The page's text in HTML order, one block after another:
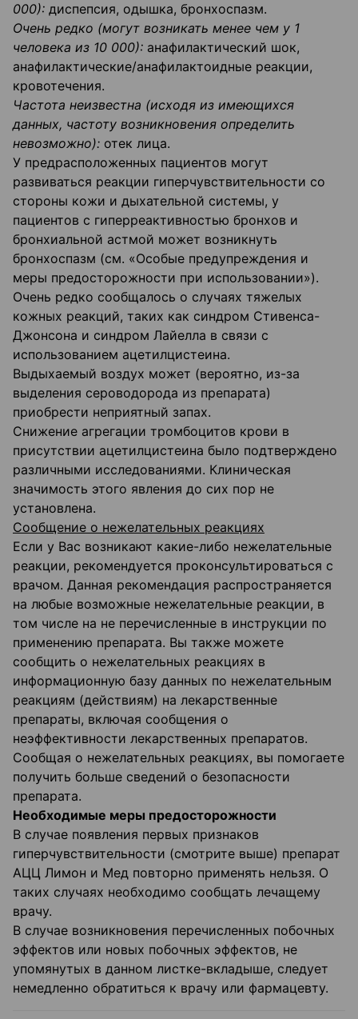
000): диспепсия, одышка, бронхоспазм.
Очень редко (могут возникать менее чем у 1
человека из 10 000): анафилактический шок,
анафилактические/анафилактоидные реакции,
кровотечения.
Частота неизвестна (исходя из имеющихся
данных, частоту возникновения определить
невозможно): отек лица.
У предрасположенных пациентов могут
развиваться реакции гиперчувствительности со
стороны кожи и дыхательной системы, у
пациентов с гиперреактивностью бронхов и
бронхиальной астмой может возникнуть
бронхоспазм (см. «Особые предупреждения и
меры предосторожности при использовании»).
Очень редко сообщалось о случаях тяжелых
кожных реакций, таких как синдром Стивенса-
Джонсона и синдром Лайелла в связи с
использованием ацетилцистеина.
Выдыхаемый воздух может (вероятно, из-за
выделения сероводорода из препарата)
приобрести неприятный запах.
Снижение агрегации тромбоцитов крови в
присутствии ацетилцистеина было подтверждено
различными исследованиями. Клиническая
значимость этого явления до сих пор не
установлена.
Сообщение о нежелательных реакциях
Если у Вас возникают какие-либо нежелательные
реакции, рекомендуется проконсультироваться с
врачом. Данная рекомендация распространяется
на любые возможные нежелательные реакции, в
том числе на не перечисленные в инструкции по
применению препарата. Вы также можете
сообщить о нежелательных реакциях в
информационную базу данных по нежелательным
реакциям (действиям) на лекарственные
препараты, включая сообщения о
неэффективности лекарственных препаратов.
Сообщая о нежелательных реакциях, вы помогаете
получить больше сведений о безопасности
препарата.
Необходимые меры предосторожности
В случае появления первых признаков
гиперчувствительности (смотрите выше) препарат
АЦЦ Лимон и Мед повторно применять нельзя. О
таких случаях необходимо сообщать лечащему
врачу.
В случае возникновения перечисленных побочных
эффектов или новых побочных эффектов, не
упомянутых в данном листке-вкладыше, следует
немедленно обратиться к врачу или фармацевту.